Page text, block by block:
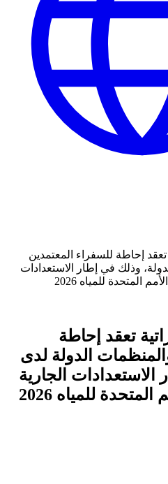
تعقد إحاطة للسفراء المعتمدين
وذلك في إطار الاستعدادات
المتحدة للمياه 2026
تعقد إحاطة
الدولة لدى
الاستعدادات الجارية
للمياه 2026